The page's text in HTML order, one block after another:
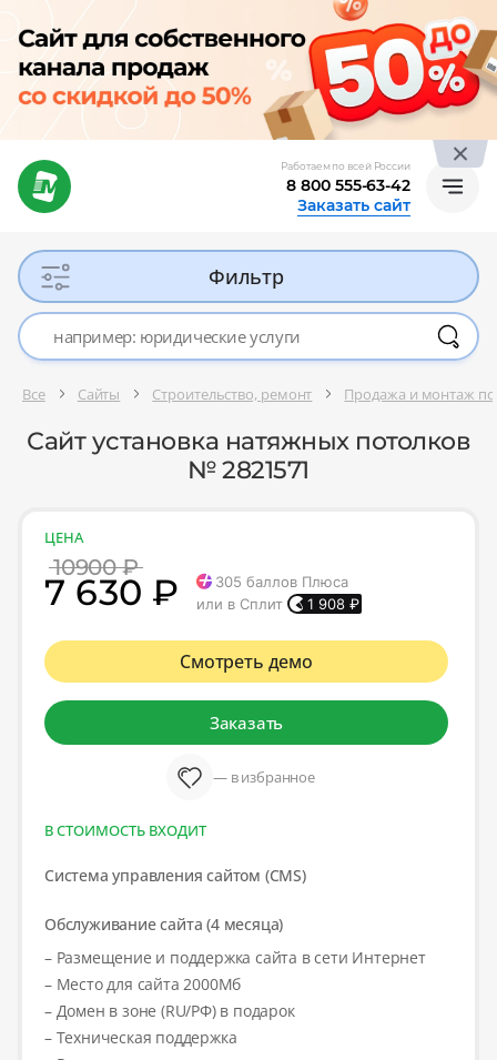
Работаем по всей России
8 800 555-63-42
Заказать сайт
Фильтр
Все Сайты Строительство, ремонт Продажа и монтаж
Сайт установка натяжных потолков
№ 2821571
ЦЕНА
10900 ₽
7 630 ₽ 305 баллов Плюса
или в Сплит
1 908 ₽
Смотреть демо
Заказать
— в избранное
В СТОИМОСТЬ ВХОДИТ
Система управления сайтом (CMS)
Обслуживание сайта (4 месяца)
– Размещение и поддержка сайта в сети Интернет
– Место для сайта 2000Мб
– Домен в зоне (RU/РФ) в подарок
– Техническая поддержка